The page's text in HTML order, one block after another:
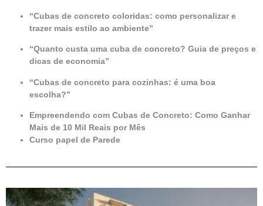
“Cubas de concreto coloridas: como personalizar e
trazer mais estilo ao ambiente”
“Quanto custa uma cuba de concreto? Guia de preços e
dicas de economia”
“Cubas de concreto para cozinhas: é uma boa
escolha?”
Empreendendo com Cubas de Concreto: Como Ganhar
Mais de 10 Mil Reais por Mês
Curso papel de Parede